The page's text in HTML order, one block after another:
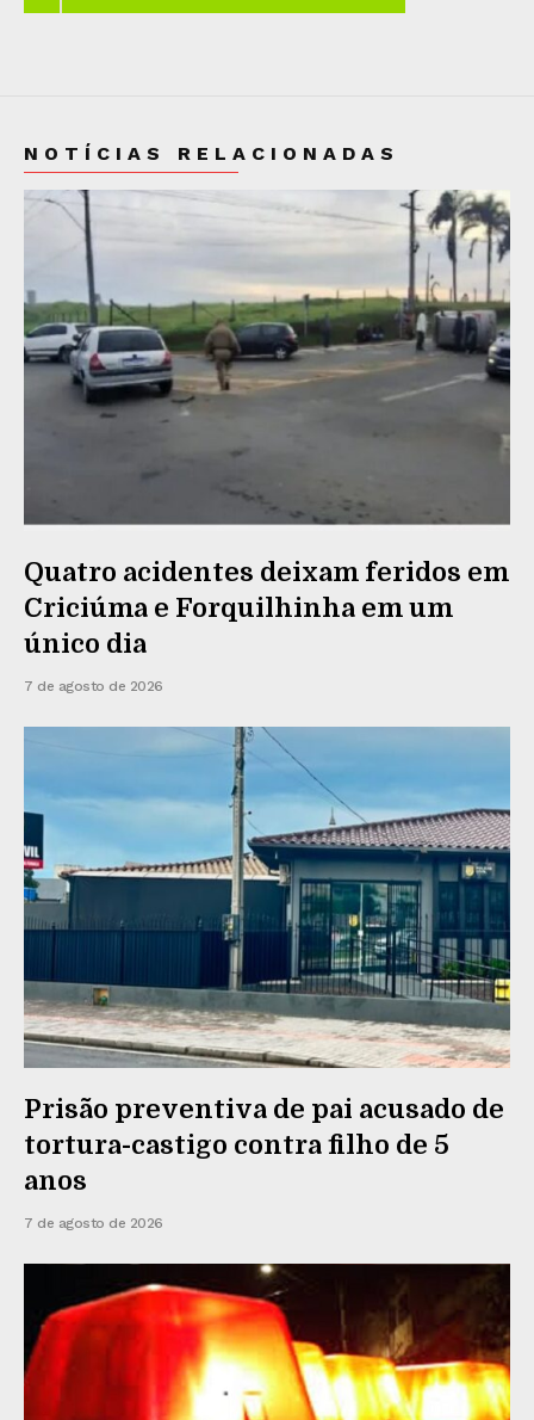
NOTÍCIAS RELACIONADAS
Quatro acidentes deixam feridos em
Criciúma e Forquilhinha em um
único dia
7 de agosto de 2026
Prisão preventiva de pai acusado de
tortura-castigo contra filho de 5
anos
7 de agosto de 2026